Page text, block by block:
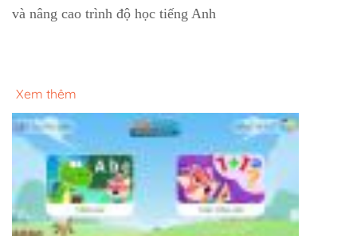
và nâng cao trình độ học tiếng Anh
Xem thêm